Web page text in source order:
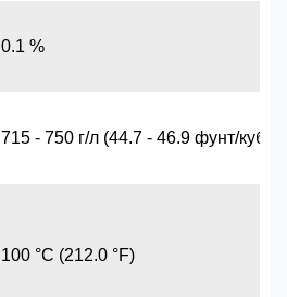
0.1 %
715 - 750 г/л (44.7 - 46.9 фунт/
100 °C (212.0 °F)